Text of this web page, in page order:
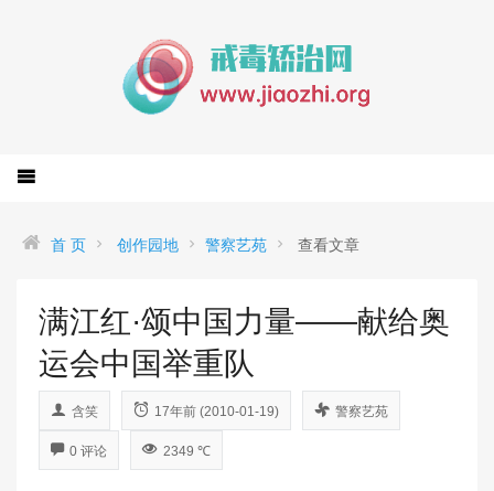
首 页 创作园地 警察艺苑 查看文章
满江红·颂中国力量——献给奥
运会中国举重队
含笑 17年前 (2010-01-19) 警察艺苑
0 评论 2349 ℃